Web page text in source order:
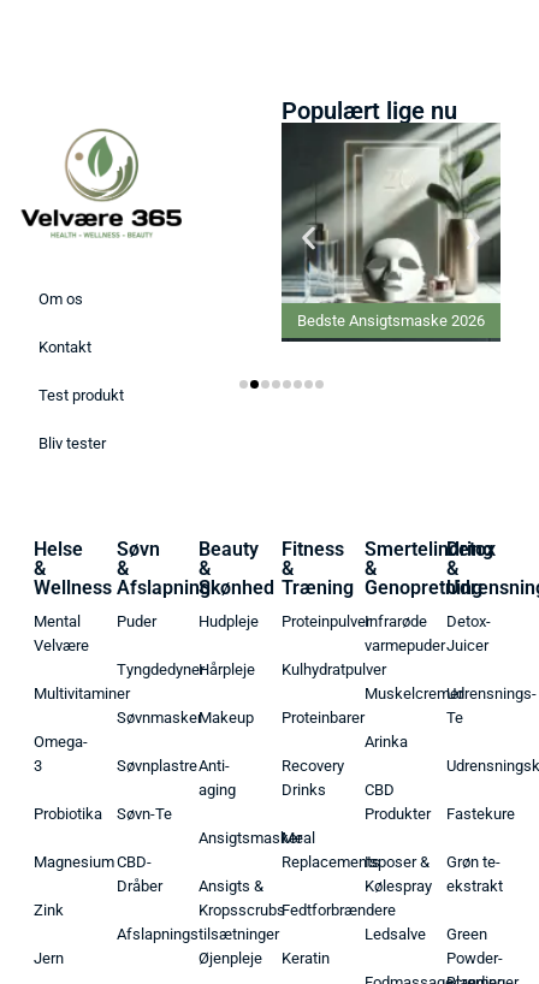
Om os
Kontakt
Test produkt
Bliv tester
Populært lige nu
Bedste Ansigtsmaske 2026
Helse
&
Wellness
Mental
Velvære
Multivitaminer
Omega-
3
Probiotika
Magnesium
Zink
Jern
Søvn
&
Afslapning
Puder
Tyngdedyner
Søvnmasker
Søvnplastre
Søvn-Te
CBD-
Dråber
Afslapningstilsætninger
Beauty
&
Skønhed
Hudpleje
Hårpleje
Makeup
Anti-
aging
Ansigtsmasker
Ansigts &
Kropsscrubs
Øjenpleje
Fitness
&
Træning
Proteinpulver
Kulhydratpulver
Proteinbarer
Recovery
Drinks
Meal
Replacements
Fedtforbrændere
Keratin
Smertelindring
&
Genopretning
Infrarøde
varmepuder
Muskelcremer
Arinka
CBD
Produkter
Isposer &
Kølespray
Ledsalve
Detox
&
Detox-
Juicer
Udrensnings-
Te
Fastekure
Grøn te-
ekstrakt
Green
Powder-